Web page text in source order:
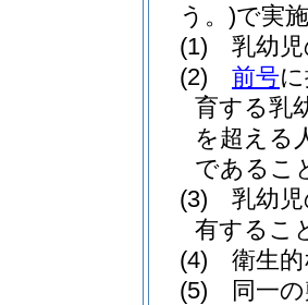
う。)で実
(1)
乳幼
(2)
前号
育する乳
を超える
であるこ
(3)
乳幼
有するこ
(4)
衛生
(5)
同一